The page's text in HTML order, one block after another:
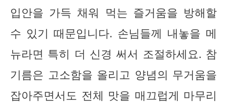
입안을 가득 채워 먹는 즐거움을 방해할
수 있기 때문입니다. 손님들께 내놓을 메
뉴라면 특히 더 신경 써서 조절하세요. 참
기름은 고소함을 올리고 양념의 무거움을
잡아주면서도 전체 맛을 매끄럽게 마무리